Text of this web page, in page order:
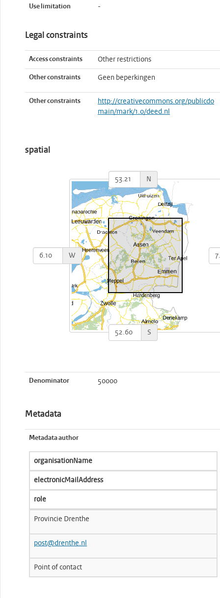
Use limitation -
Legal constraints
Access constraints Other restrictions
Other constraints Geen beperkingen
Other constraints
http://creativecommons.org/publicdo
main/mark/1.0/deed.nl
spatial
N
S
W
Denominator 50000
Metadata
Metadata author
organisationName
electronicMailAddress
role
Provincie Drenthe
post@drenthe.nl
Point of contact